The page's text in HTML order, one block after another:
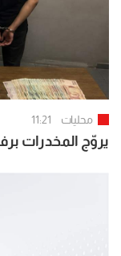
محليات 11:21
يروّج المخدرات